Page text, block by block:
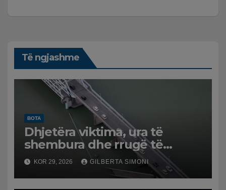
Të ngjashme
BOTA
Dhjetëra viktima, ura të
shembura dhe rrugë të
dëmtuara! Japonia goditet
nga tërmeti i fuqishëm,
qindra mijëra të evakuuar
KOR 29, 2026 GILBERTA SIMONI